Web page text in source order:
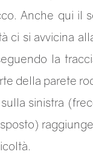
Anche qui il
ci si avvicina
la
della parete
sinistra